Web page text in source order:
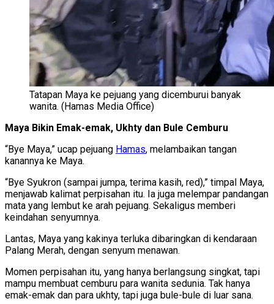
Tatapan Maya ke pejuang yang dicemburui banyak
wanita. (Hamas Media Office)
Maya Bikin Emak-emak, Ukhty dan Bule Cemburu
“Bye Maya,” ucap pejuang Hamas, melambaikan tangan
kanannya ke Maya.
“Bye Syukron (sampai jumpa, terima kasih, red),” timpal Maya,
menjawab kalimat perpisahan itu. Ia juga melempar pandangan
mata yang lembut ke arah pejuang. Sekaligus memberi
keindahan senyumnya.
Lantas, Maya yang kakinya terluka dibaringkan di kendaraan
Palang Merah, dengan senyum menawan.
Momen perpisahan itu, yang hanya berlangsung singkat, tapi
mampu membuat cemburu para wanita sedunia. Tak hanya
emak-emak dan para ukhty, tapi juga bule-bule di luar sana.